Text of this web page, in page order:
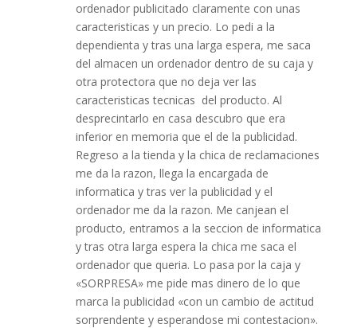
ordenador publicitado claramente con unas
caracteristicas y un precio. Lo pedi a la
dependienta y tras una larga espera, me saca
del almacen un ordenador dentro de su caja y
otra protectora que no deja ver las
caracteristicas tecnicas del producto. Al
desprecintarlo en casa descubro que era
inferior en memoria que el de la publicidad.
Regreso a la tienda y la chica de reclamaciones
me da la razon, llega la encargada de
informatica y tras ver la publicidad y el
ordenador me da la razon. Me canjean el
producto, entramos a la seccion de informatica
y tras otra larga espera la chica me saca el
ordenador que queria. Lo pasa por la caja y
«SORPRESA» me pide mas dinero de lo que
marca la publicidad «con un cambio de actitud
sorprendente y esperandose mi contestacion».